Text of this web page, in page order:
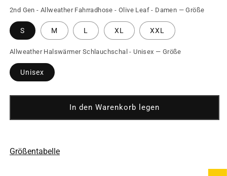
2nd Gen - Allweather Fahrradhose - Olive Leaf - Damen — Größe
S M L XL XXL
Allweather Halswärmer Schlauchschal - Unisex — Größe
Unisex
In den Warenkorb legen
Größentabelle